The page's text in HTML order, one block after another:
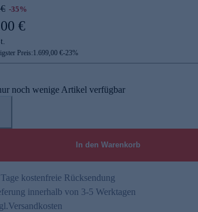
-35%
€
Preis:1.699,00 €-23%
noch wenige Artikel verfügbar
In den Warenkorb
kostenfreie Rücksendung
innerhalb von 3-5 Werktagen
Versandkosten